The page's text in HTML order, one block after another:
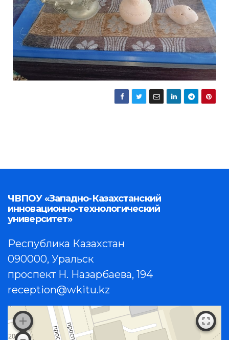
ЧВПОУ «Западно-Казахстанский
инновационно-технологический
университет»
Республика Казахстан
090000, Уральск
проспект Н. Назарбаева, 194
reception@wkitu.kz